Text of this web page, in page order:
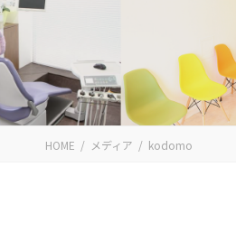
HOME メディア kodomo